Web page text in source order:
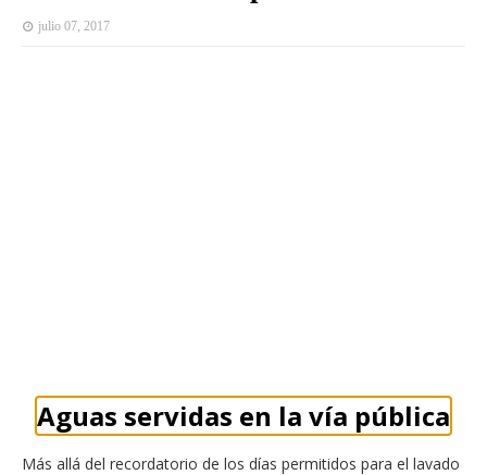
julio 07, 2017
Aguas servidas en la vía pública
Más allá del recordatorio de los días permitidos para el lavado